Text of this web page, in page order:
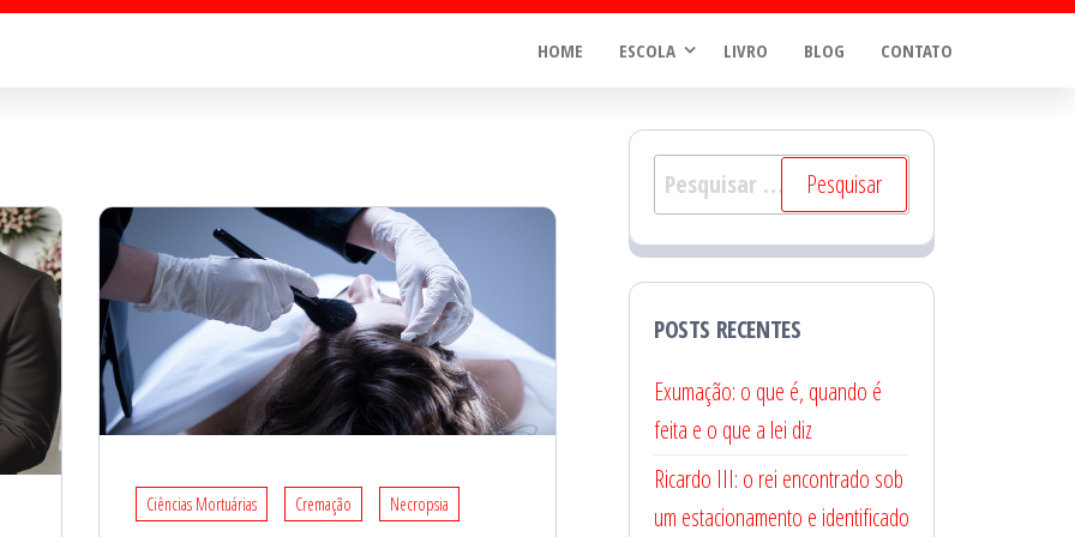
HOME ESCOLA LIVRO BLOG CONTATO
Ciências Mortuárias Cremação Necropsia
Pesquisar
por:
POSTS RECENTES
Exumação: o que é, quando é
feita e o que a lei diz
Ricardo III: o rei encontrado sob
um estacionamento e identificado